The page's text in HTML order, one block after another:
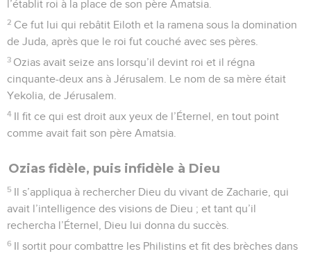
l’établit roi à la place de son père Amatsia.
2 Ce fut lui qui rebâtit Eiloth et la ramena sous la domination
de Juda, après que le roi fut couché avec ses pères.
3 Ozias avait seize ans lorsqu’il devint roi et il régna
cinquante-deux ans à Jérusalem. Le nom de sa mère était
Yekolia, de Jérusalem.
4 Il fit ce qui est droit aux yeux de l’Éternel, en tout point
comme avait fait son père Amatsia.
Ozias fidèle, puis infidèle à Dieu
5 Il s’appliqua à rechercher Dieu du vivant de Zacharie, qui
avait l’intelligence des visions de Dieu ; et tant qu’il
rechercha l’Éternel, Dieu lui donna du succès.
6 Il sortit pour combattre les Philistins et fit des brèches dans